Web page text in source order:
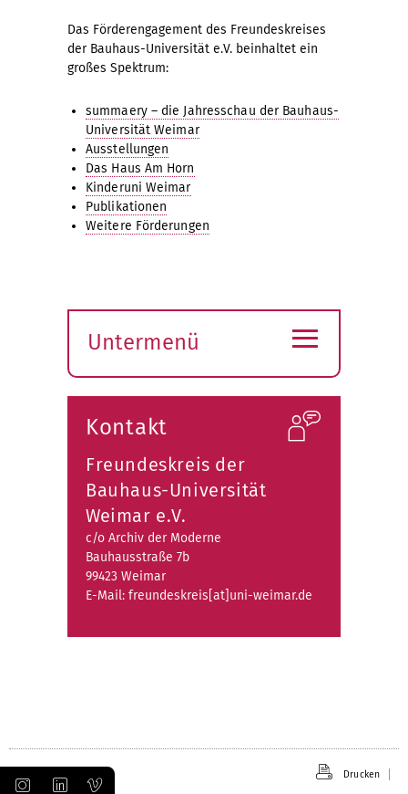
Das Förderengagement des Freundeskreises
der Bauhaus-Universität e.V. beinhaltet ein
großes Spektrum:
summaery – die Jahresschau der Bauhaus-
Universität Weimar
Ausstellungen
Das Haus Am Horn
Kinderuni Weimar
Publikationen
Weitere Förderungen
Untermenü
öffnen
≡
Kontakt
Freundeskreis der
Bauhaus-Universität
Weimar e.V.
c/o Archiv der Moderne
Bauhausstraße 7b
99423 Weimar
E-Mail: freundeskreis[at]uni-weimar.de
Drucken